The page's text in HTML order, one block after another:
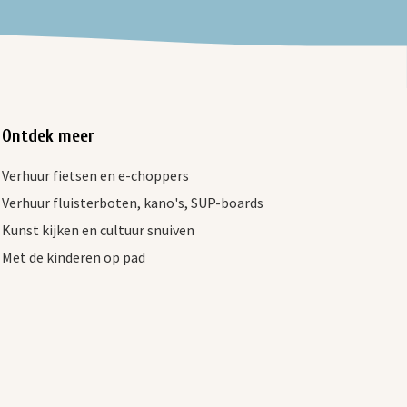
Ontdek meer
Verhuur fietsen en e-choppers
Verhuur fluisterboten, kano's, SUP-boards
Kunst kijken en cultuur snuiven
Met de kinderen op pad